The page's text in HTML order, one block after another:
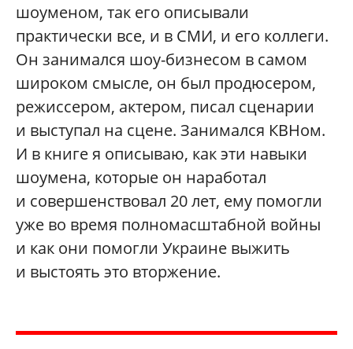
шоуменом, так его описывали
практически все, и в СМИ, и его коллеги.
Он занимался шоу-бизнесом в самом
широком смысле, он был продюсером,
режиссером, актером, писал сценарии
и выступал на сцене. Занимался КВНом.
И в книге я описываю, как эти навыки
шоумена, которые он наработал
и совершенствовал 20 лет, ему помогли
уже во время полномасштабной войны
и как они помогли Украине выжить
и выстоять это вторжение.